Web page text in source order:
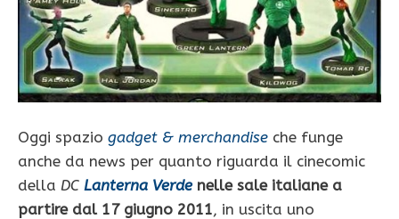
Oggi spazio gadget & merchandise che funge
anche da news per quanto riguarda il cinecomic
della DC Lanterna Verdenelle sale italiane a
partire dal 17 giugno 2011, in uscita uno